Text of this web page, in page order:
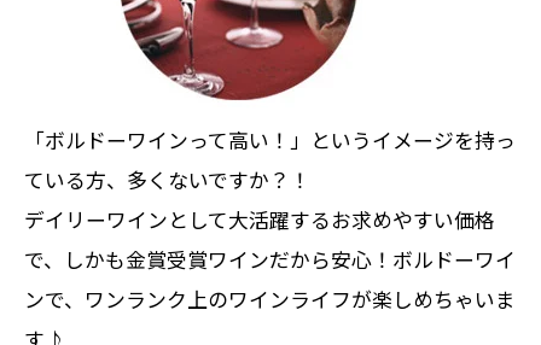
「ボルドーワインって高い！」というイメージを持っ
ている方、多くないですか？！
デイリーワインとして大活躍するお求めやすい価格
で、しかも金賞受賞ワインだから安心！ボルドーワイ
ンで、ワンランク上のワインライフが楽しめちゃいま
す♪